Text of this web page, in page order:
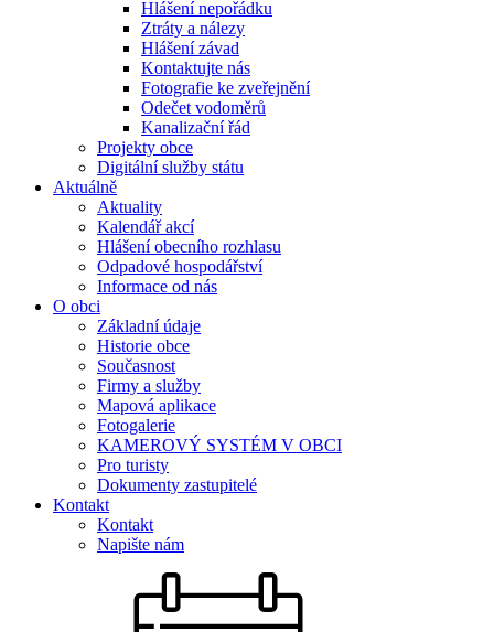
Hlášení nepořádku
Ztráty a nálezy
Hlášení závad
Kontaktujte nás
Fotografie ke zveřejnění
Odečet vodoměrů
Kanalizační řád
Projekty obce
Digitální služby státu
Aktuálně
Aktuality
Kalendář akcí
Hlášení obecního rozhlasu
Odpadové hospodářství
Informace od nás
O obci
Základní údaje
Historie obce
Současnost
Firmy a služby
Mapová aplikace
Fotogalerie
KAMEROVÝ SYSTÉM V OBCI
Pro turisty
Dokumenty zastupitelé
Kontakt
Kontakt
Napište nám